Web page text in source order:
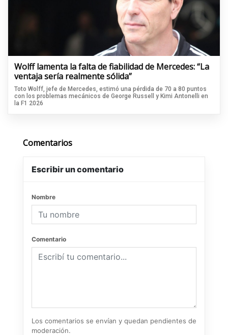
Wolff lamenta la falta de fiabilidad de Mercedes: “La
ventaja sería realmente sólida”
Toto Wolff, jefe de Mercedes, estimó una pérdida de 70 a 80 puntos
con los problemas mecánicos de George Russell y Kimi Antonelli en
la F1 2026
Comentarios
Escribir un comentario
Nombre
Comentario
Los comentarios se envían y quedan pendientes de
moderación.